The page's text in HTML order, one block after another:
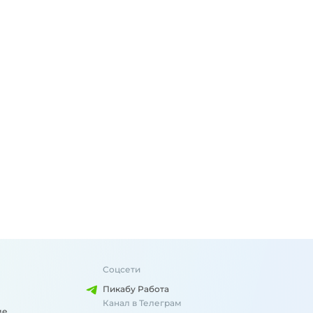
Соцсети
Пикабу Работа
Канал в Телеграм